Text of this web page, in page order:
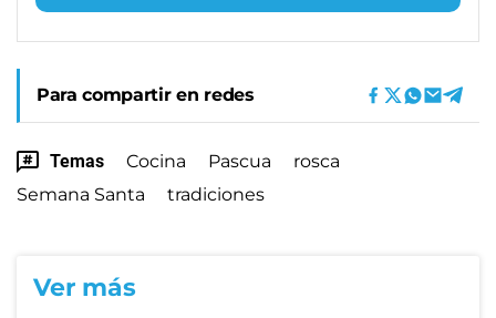
Para compartir en redes
Temas Cocina Pascua
rosca
Semana Santa
tradiciones
Ver más